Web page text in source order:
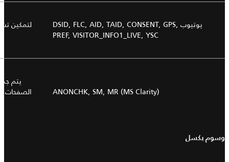
يوتيوب DSID, FLC, AID, TAID, CONSENT, GPS,
PREF, VISITOR_INFO1_LIVE, YSC
لتمكين
ANONCHK, SM, MR (MS Clarity)
يتم
الصفحات
وسوم بكسل